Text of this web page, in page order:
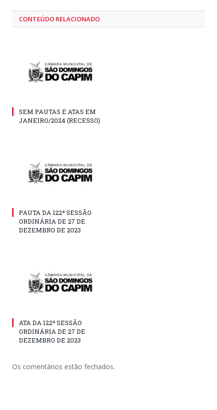
CONTEÚDO RELACIONADO
SEM PAUTAS E ATAS EM
JANEIRO/2024 (RECESSO)
PAUTA DA 122ª SESSÃO
ORDINÁRIA DE 27 DE
DEZEMBRO DE 2023
ATA DA 122ª SESSÃO
ORDINÁRIA DE 27 DE
DEZEMBRO DE 2023
Os comentários estão fechados.